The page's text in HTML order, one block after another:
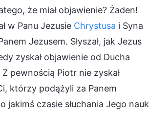
że miał objawienie? Żaden!
w Panu Jezusie Chrystusa i Syna
Jezusem. Słyszał, jak Jezus
zyskał objawienie od Ducha
pewnością Piotr nie zyskał
którzy podążyli za Panem
czasie słuchania Jego